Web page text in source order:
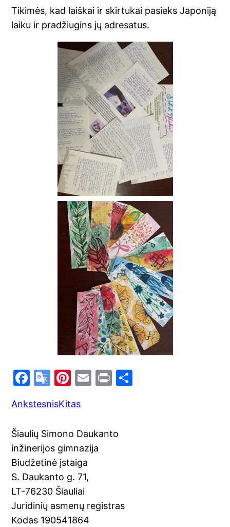
Tikimės, kad laiškai ir skirtukai pasieks Japoniją
laiku ir pradžiugins jų adresatus.
F
c
e
b
o
o
k
G
o
gl
e
Tr
a
n
sl
Pi
er
e
st
E
l
Pr
AnkstesnisKitas
Šiaulių Simono Daukanto
inžinerijos gimnazija
Biudžetinė įstaiga
S. Daukanto g. 71,
LT-76230 Šiauliai
Juridinių asmenų registras
Kodas 190541864